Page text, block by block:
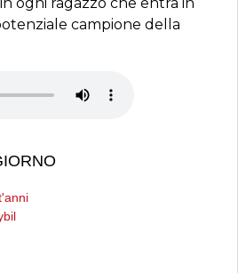
campione della